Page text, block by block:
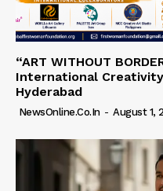
“ART WITHOUT
International
Hyderabad
NewsOnline.co.in - August 1,